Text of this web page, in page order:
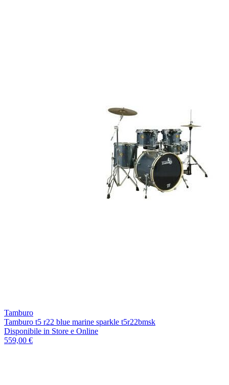
Tamburo
Tamburo t5 r22 blue marine sparkle t5r22bmsk
Disponibile in Store e Online
559,00 €